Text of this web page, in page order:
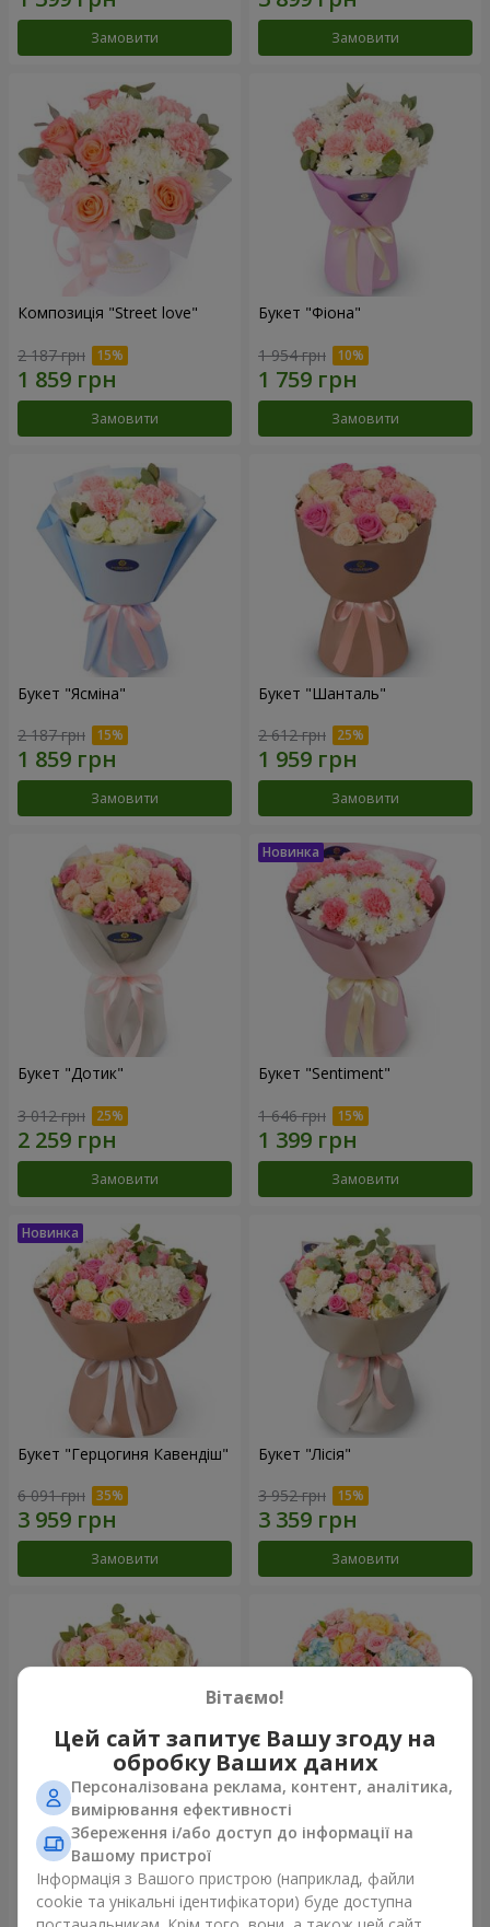
Замовити Замовити
Композиція "Street love"
2 187 грн
Замовити
Букет "Фіона"
1 954 грн
Замовити
Букет "Ясміна"
2 187 грн
Замовити
Букет "Шанталь"
2 612 грн
Замовити
Букет "Дотик"
3 012 грн
Замовити
Букет "Sentiment"
1 646 грн
Замовити
Букет "Герцогиня Кавендіш"
6 091 грн
Замовити
Букет "Лісія"
3 952 грн
Замовити
Букет "Nude Perfume"
3 128 грн
Букет "Ніжність світанку"
4 532 грн
Вітаємо!
Цей сайт запитує Вашу згоду на
обробку Ваших даних
Персоналізована реклама, контент, аналітика,
вимірювання ефективності
Збереження і/або доступ до інформації на
Вашому пристрої
Інформація з Вашого пристрою (наприклад, файли
cookie та унікальні ідентифікатори) буде доступна